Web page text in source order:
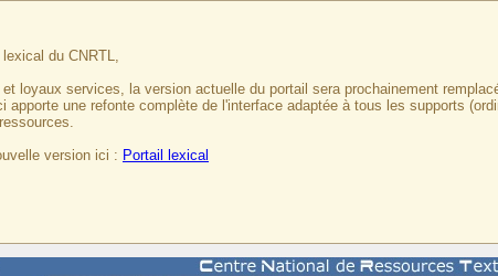
du CNRTL,
loyaux services, la version actuelle du portail sera prochainement
apporte une refonte complète de l'interface adaptée à tous les supports
version ici : Portail lexical